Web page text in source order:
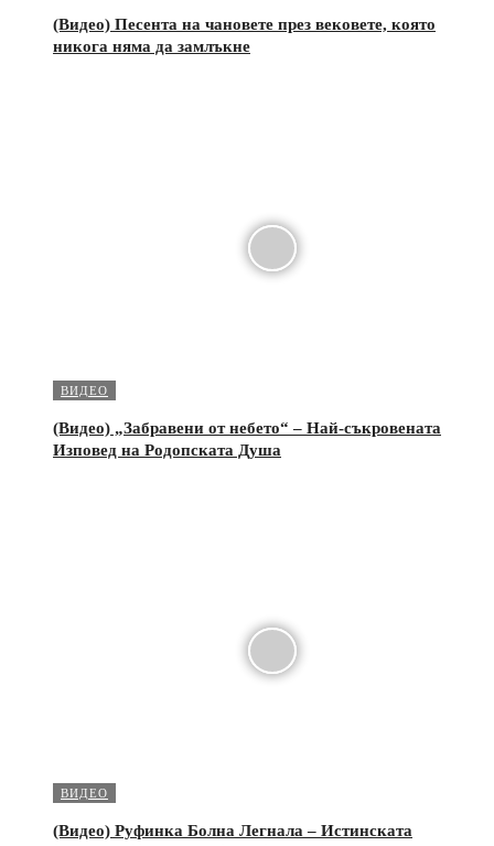
(Видео) Песента на чановете през вековете, която
никога няма да замлъкне
ВИДЕО
(Видео) „Забравени от небето“ – Най-съкровената
Изповед на Родопската Душа
ВИДЕО
(Видео) Руфинка Болна Легнала – Истинската